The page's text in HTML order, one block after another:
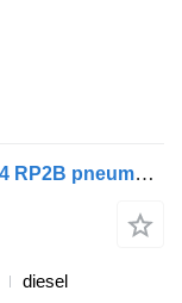
WABCO Econic 1828 (01.98-) K016654 RP2B pneumatische klep voor Mercedes-Benz Econic (1998-2014) vuilniswagen
diesel